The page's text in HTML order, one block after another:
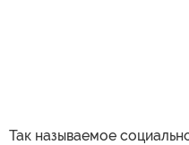
Так называемое